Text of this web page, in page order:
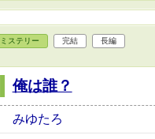
ミステリー 完結 長編
俺は誰？
みゆたろ